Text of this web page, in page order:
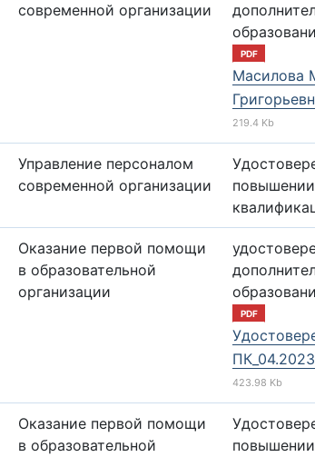
современной организации
PDF
Масилова
219.4 Kb
Управление персоналом
современной организации
повышении
Оказание первой помощи
в образовательной
организации
PDF
423.98 Kb
Оказание первой помощи
в образовательной
повышении